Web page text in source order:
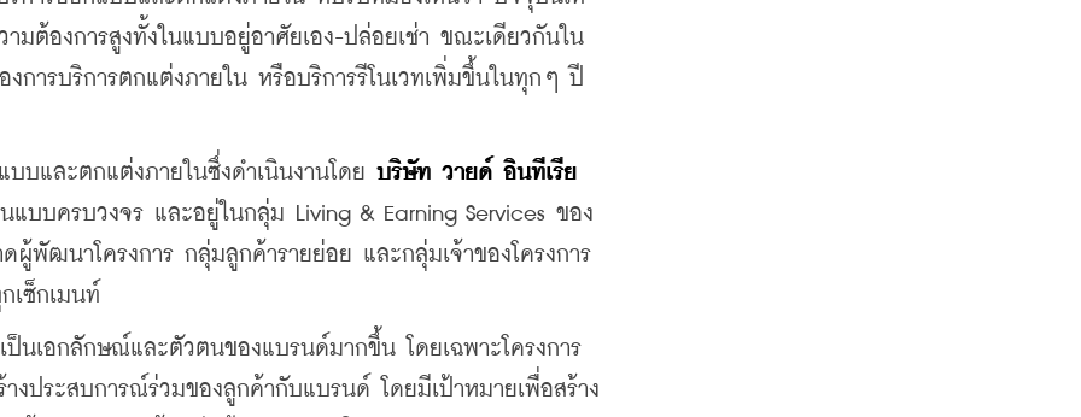
ต้องการสูงทั้งในแบบอยู่อาศัยเอง-ปล่อยเช่า ขณะเดียวกันใน
ารบริการตกแต่งภายใน หรือบริการรีโนเวทเพิ่มขึ้นในทุกๆ ปี
และตกแต่งภายในซึ่งดำเนินงานโดย บริษัท วายด์ อินทีเรีย
บบครบวงจร และอยู่ในกลุ่ม Living & Earning Services ของ
พัฒนาโครงการ กลุ่มลูกค้ารายย่อย และกลุ่มเจ้าของโครงการ
เซ็กเมนท์
อกลักษณ์และตัวตนของแบรนด์มากขึ้น โดยเฉพาะโครงการ
ประสบการณ์ร่วมของลูกค้ากับแบรนด์ โดยมีเป้าหมายเพื่อสร้าง